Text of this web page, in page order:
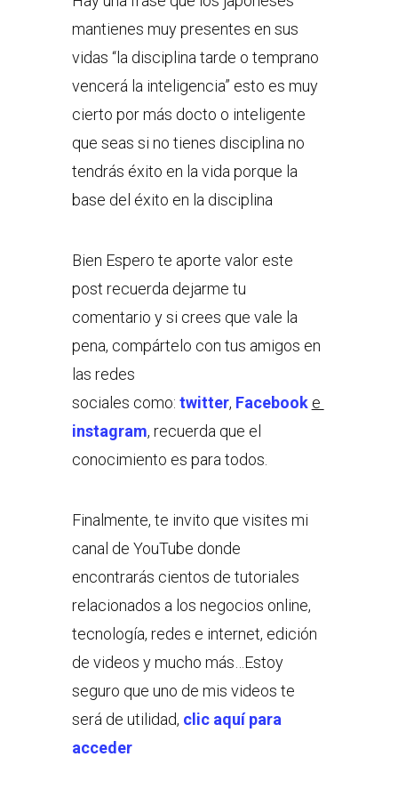
mantienes muy presentes en sus
vidas “la disciplina tarde o temprano
vencerá la inteligencia” esto es muy
cierto por más docto o inteligente
que seas si no tienes disciplina no
tendrás éxito en la vida porque la
base del éxito en la disciplina
Bien Espero te aporte valor este
post recuerda dejarme tu
comentario y si crees que vale la
pena, compártelo con tus amigos en
las redes
sociales como: twitter, Facebook e
instagram, recuerda que el
conocimiento es para todos.
Finalmente, te invito que visites mi
canal de YouTube donde
encontrarás cientos de tutoriales
relacionados a los negocios online,
tecnología, redes e internet, edición
de videos y mucho más…Estoy
seguro que uno de mis videos te
será de utilidad, clic aquí para
acceder